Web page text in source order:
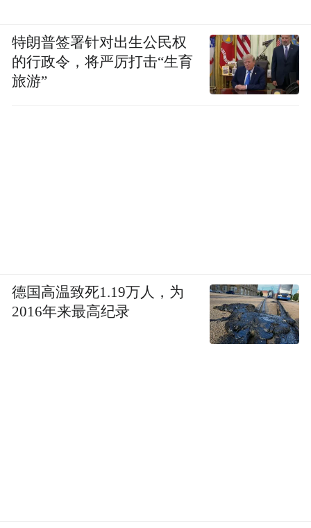
特朗普签署针对出生公民权
的行政令，将严厉打击“生育
旅游”
德国高温致死1.19万人，为
2016年来最高纪录